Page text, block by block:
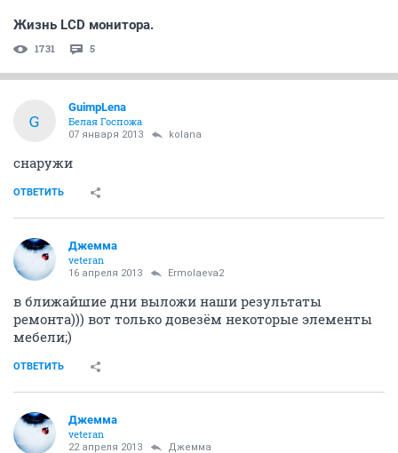
Жизнь LCD монитора.
1731 5
G
GuimpLena
Белая Госпожа
07 января 2013 kolana
снаружи
ОТВЕТИТЬ
Джемма
veteran
16 апреля 2013 Ermolaeva2
в ближайшие дни выложи наши результаты
ремонта))) вот только довезём некоторые элементы
мебели;)
ОТВЕТИТЬ
Джемма
veteran
22 апреля 2013 Джемма